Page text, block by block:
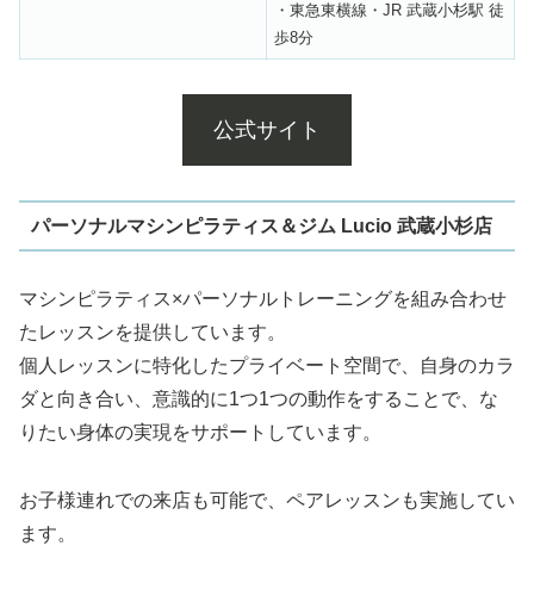
・東急東横線・JR 武蔵小杉駅 徒
歩8分
公式サイト
パーソナルマシンピラティス＆ジム Lucio 武蔵小杉店
マシンピラティス×パーソナルトレーニングを組み合わせ
たレッスンを提供しています。
個人レッスンに特化したプライベート空間で、自身のカラ
ダと向き合い、意識的に1つ1つの動作をすることで、な
りたい身体の実現をサポートしています。
お子様連れでの来店も可能で、ペアレッスンも実施してい
ます。